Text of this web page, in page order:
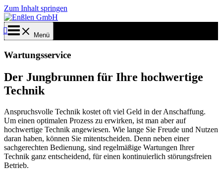
Zum Inhalt springen
Menü
Wartungsservice
Der Jungbrunnen für Ihre hochwertige
Technik
Anspruchsvolle Technik kostet oft viel Geld in der Anschaffung.
Um einen optimalen Prozess zu erwirken, ist man aber auf
hochwertige Technik angewiesen. Wie lange Sie Freude und Nutzen
daran haben, können Sie mitentscheiden. Denn neben einer
sachgerechten Bedienung, sind regelmäßige Wartungen Ihrer
Technik ganz entscheidend, für einen kontinuierlich störungsfreien
Betrieb.